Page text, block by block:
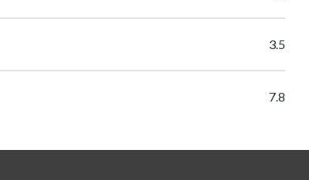
3.5
7.8